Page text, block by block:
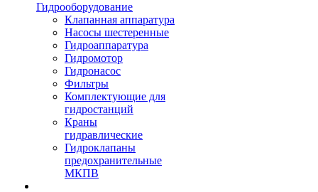
Гидрооборудование
Клапанная аппаратура
Насосы шестеренные
Гидроаппаратура
Гидромотор
Гидронасос
Фильтры
Комплектующие для
гидростанций
Краны
гидравлические
Гидроклапаны
предохранительные
МКПВ